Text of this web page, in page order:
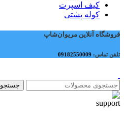
کیف اسپرت
کوله پشتی
فروشگاه آنلاین مریوان‌شاپ
تلفن تماس:
جستجو